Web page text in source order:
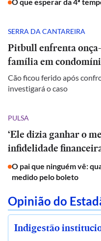
SERRA DA CANTAREIRA
Pitbull enfrenta
família em
Cão ficou ferido após
investigará o caso
PULSA
‘Ele dizia ganhar o
infidelidade
O pai que ninguém vê:
medido pelo boleto
Opinião do
Indigestão